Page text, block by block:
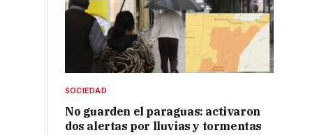
SOCIEDAD
No guarden el paraguas: activaron
dos alertas por lluvias y tormentas